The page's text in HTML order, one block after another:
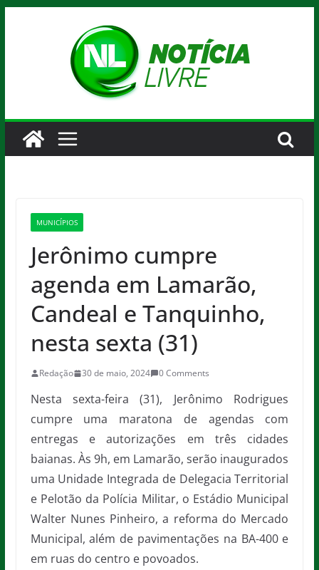
MUNICÍPIOS
Jerônimo cumpre
agenda em Lamarão,
Candeal e Tanquinho,
nesta sexta (31)
Redação 30 de maio, 2024 0 Comments
Nesta sexta-feira (31), Jerônimo Rodrigues
cumpre uma maratona de agendas com
entregas e autorizações em três cidades
baianas. Às 9h, em Lamarão, serão inaugurados
uma Unidade Integrada de Delegacia Territorial
e Pelotão da Polícia Militar, o Estádio Municipal
Walter Nunes Pinheiro, a reforma do Mercado
Municipal, além de pavimentações na BA-400 e
em ruas do centro e povoados.